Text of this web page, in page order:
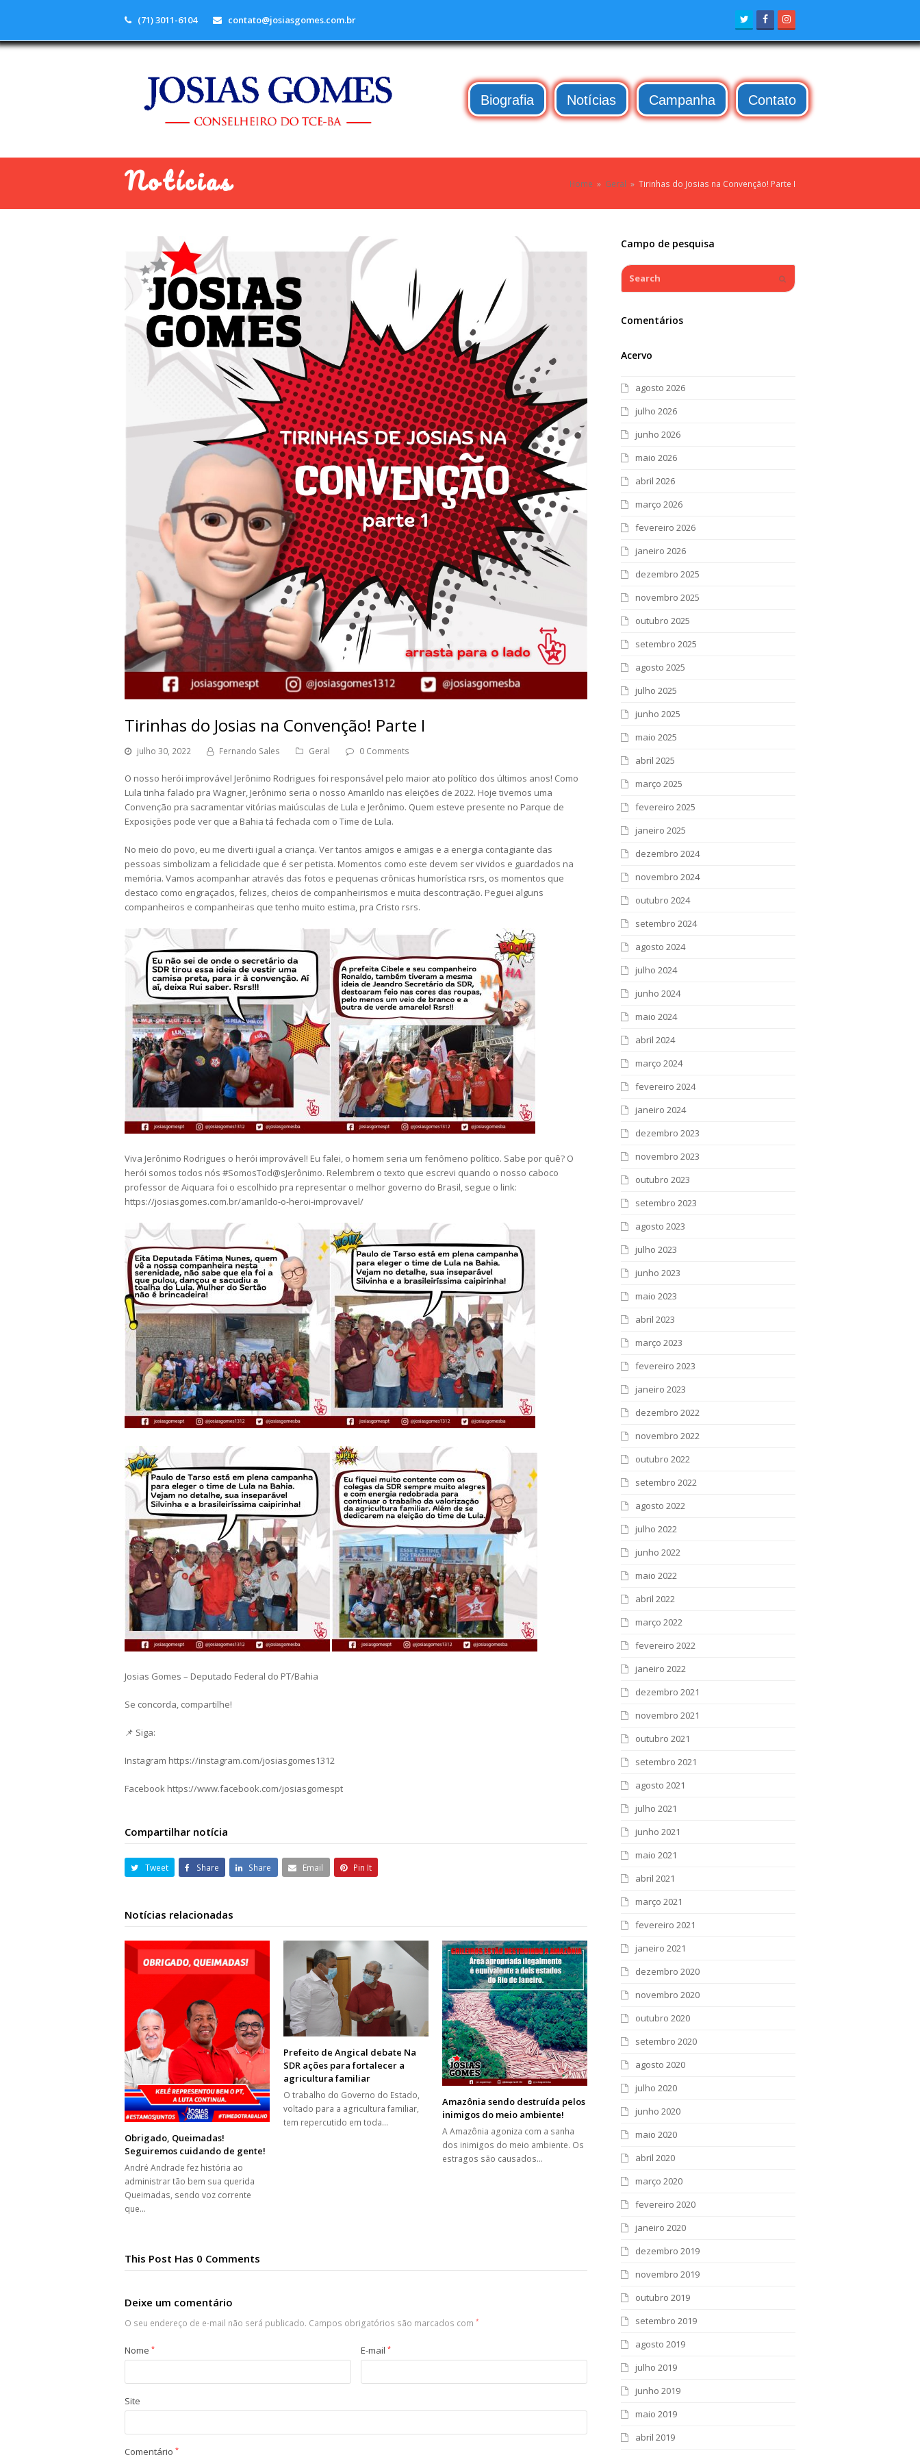
(71) 3011-6104 contato@josiasgomes.com.br TwitterFacebook
Biografia Notícias Campanha Contato
Notícias Home » Geral » Tirinhas do Josias na Convenção! Parte I
Tirinhas do Josias na Convenção! Parte I
julho 30, 2022 Fernando Sales Geral 0 Comments
O nosso herói improvável Jerônimo Rodrigues foi responsável pelo maior ato político dos últimos anos! Como
Lula tinha falado pra Wagner, Jerônimo seria o nosso Amarildo nas eleições de 2022. Hoje tivemos uma
Convenção pra sacramentar vitórias maiúsculas de Lula e Jerônimo. Quem esteve presente no Parque de
Exposições pode ver que a Bahia tá fechada com o Time de Lula.
No meio do povo, eu me diverti igual a criança. Ver tantos amigos e amigas e a energia contagiante das
pessoas simbolizam a felicidade que é ser petista. Momentos como este devem ser vividos e guardados na
memória. Vamos acompanhar através das fotos e pequenas crônicas humorística rsrs, os momentos que
destaco como engraçados, felizes, cheios de companheirismos e muita descontração. Peguei alguns
companheiros e companheiras que tenho muito estima, pra Cristo rsrs.
Viva Jerônimo Rodrigues o herói improvável! Eu falei, o homem seria um fenômeno político. Sabe por quê? O
herói somos todos nós #SomosTod@sJerônimo. Relembrem o texto que escrevi quando o nosso caboco
professor de Aiquara foi o escolhido pra representar o melhor governo do Brasil, segue o link:
https://josiasgomes.com.br/amarildo-o-heroi-improvavel/
Josias Gomes – Deputado Federal do PT/Bahia
Se concorda, compartilhe!
📌 Siga:
Instagram https://instagram.com/josiasgomes1312
Facebook https://www.facebook.com/josiasgomespt
Compartilhar notícia
Tweet Share Share Email Pin It
Notícias relacionadas
Obrigado, Queimadas!
Seguiremos cuidando de gente!
André Andrade fez história ao
administrar tão bem sua querida
Queimadas, sendo voz corrente
que…
Prefeito de Angical debate Na
SDR ações para fortalecer a
agricultura familiar
O trabalho do Governo do Estado,
voltado para a agricultura familiar,
tem repercutido em toda…
Amazônia sendo destruída pelos
inimigos do meio ambiente!
A Amazônia agoniza com a sanha
dos inimigos do meio ambiente. Os
estragos são causados…
This Post Has 0 Comments
Deixe um comentário
O seu endereço de e-mail não será publicado. Campos obrigatórios são marcados com *
Nome * E-mail *
Site
Comentário *
Campo de pesquisa
Search
Comentários
Acervo
agosto 2026
julho 2026
junho 2026
maio 2026
abril 2026
março 2026
fevereiro 2026
janeiro 2026
dezembro 2025
novembro 2025
outubro 2025
setembro 2025
agosto 2025
julho 2025
junho 2025
maio 2025
abril 2025
março 2025
fevereiro 2025
janeiro 2025
dezembro 2024
novembro 2024
outubro 2024
setembro 2024
agosto 2024
julho 2024
junho 2024
maio 2024
abril 2024
março 2024
fevereiro 2024
janeiro 2024
dezembro 2023
novembro 2023
outubro 2023
setembro 2023
agosto 2023
julho 2023
junho 2023
maio 2023
abril 2023
março 2023
fevereiro 2023
janeiro 2023
dezembro 2022
novembro 2022
outubro 2022
setembro 2022
agosto 2022
julho 2022
junho 2022
maio 2022
abril 2022
março 2022
fevereiro 2022
janeiro 2022
dezembro 2021
novembro 2021
outubro 2021
setembro 2021
agosto 2021
julho 2021
junho 2021
maio 2021
abril 2021
março 2021
fevereiro 2021
janeiro 2021
dezembro 2020
novembro 2020
outubro 2020
setembro 2020
agosto 2020
julho 2020
junho 2020
maio 2020
abril 2020
março 2020
fevereiro 2020
janeiro 2020
dezembro 2019
novembro 2019
outubro 2019
setembro 2019
agosto 2019
julho 2019
junho 2019
maio 2019
abril 2019